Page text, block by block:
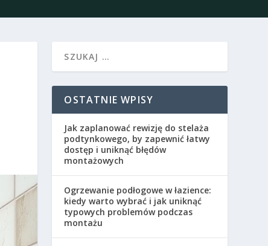
OSTATNIE WPISY
Jak zaplanować rewizję do stelaża
podtynkowego, by zapewnić łatwy
dostęp i uniknąć błędów
montażowych
Ogrzewanie podłogowe w łazience:
kiedy warto wybrać i jak uniknąć
typowych problemów podczas
montażu